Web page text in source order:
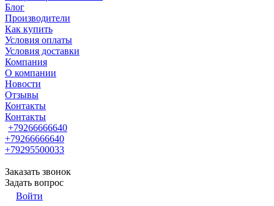
Блог
Производители
Как купить
Условия оплаты
Условия доставки
Компания
О компании
Новости
Отзывы
Контакты
Контакты
+79266666640
+79266666640
+79295500033
Заказать звонок
Задать вопрос
Войти